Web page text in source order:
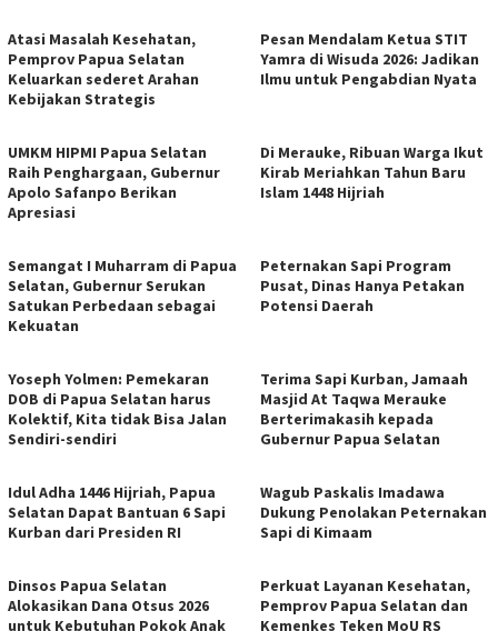
Atasi Masalah Kesehatan,
Pemprov Papua Selatan
Keluarkan sederet Arahan
Kebijakan Strategis
Pesan Mendalam Ketua STIT
Yamra di Wisuda 2026: Jadikan
Ilmu untuk Pengabdian Nyata
UMKM HIPMI Papua Selatan
Raih Penghargaan, Gubernur
Apolo Safanpo Berikan
Apresiasi
Di Merauke, Ribuan Warga Ikut
Kirab Meriahkan Tahun Baru
Islam 1448 Hijriah
Semangat I Muharram di Papua
Selatan, Gubernur Serukan
Satukan Perbedaan sebagai
Kekuatan
Peternakan Sapi Program
Pusat, Dinas Hanya Petakan
Potensi Daerah
Yoseph Yolmen: Pemekaran
DOB di Papua Selatan harus
Kolektif, Kita tidak Bisa Jalan
Sendiri-sendiri
Terima Sapi Kurban, Jamaah
Masjid At Taqwa Merauke
Berterimakasih kepada
Gubernur Papua Selatan
Idul Adha 1446 Hijriah, Papua
Selatan Dapat Bantuan 6 Sapi
Kurban dari Presiden RI
Wagub Paskalis Imadawa
Dukung Penolakan Peternakan
Sapi di Kimaam
Dinsos Papua Selatan
Alokasikan Dana Otsus 2026
untuk Kebutuhan Pokok Anak
Perkuat Layanan Kesehatan,
Pemprov Papua Selatan dan
Kemenkes Teken MoU RS